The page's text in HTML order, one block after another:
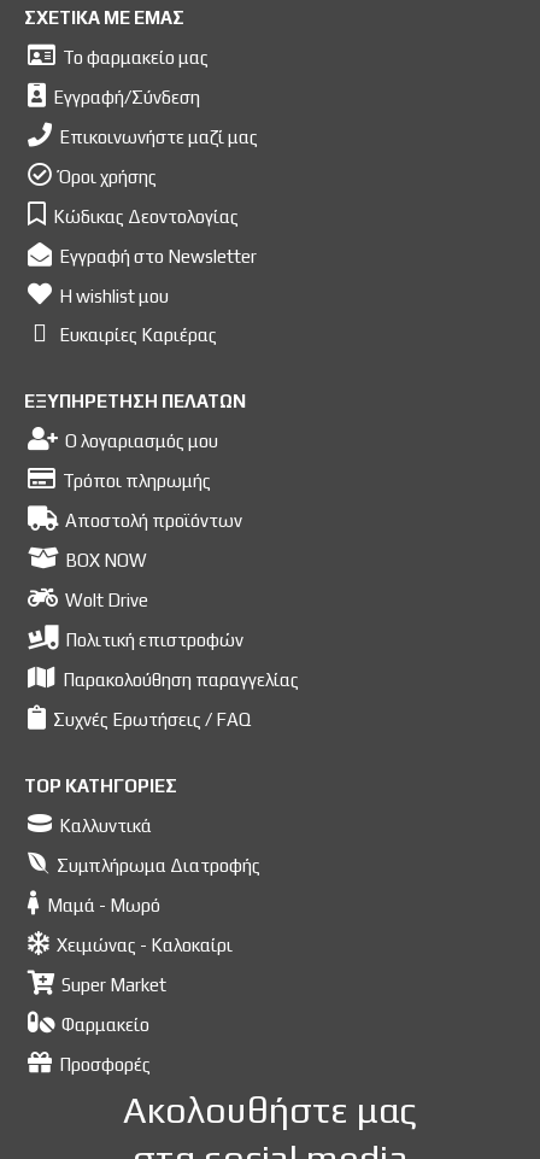
ΣΧΕΤΙΚΑ ΜΕ ΕΜΑΣ
Το φαρμακείο μας
Εγγραφή/Σύνδεση
Επικοινωνήστε μαζί μας
Όροι χρήσης
Κώδικας Δεοντολογίας
Εγγραφή στο Newsletter
Η wishlist μου
Ευκαιρίες Kαριέρας
ΕΞΥΠΗΡΕΤΗΣΗ ΠΕΛΑΤΩΝ
Ο λογαριασμός μου
Τρόποι πληρωμής
Αποστολή προϊόντων
BOX NOW
Wolt Drive
Πολιτική επιστροφών
Παρακολούθηση παραγγελίας
Συχνές Ερωτήσεις / FAQ
TOP ΚΑΤΗΓΟΡΙΕΣ
Καλλυντικά
Συμπλήρωμα Διατροφής
Μαμά - Μωρό
Χειμώνας - Καλοκαίρι
Super Market
Φαρμακείο
Προσφορές
Ακολουθήστε μας